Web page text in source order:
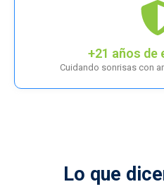
+21 años de
Cuidando sonrisas con
Lo que